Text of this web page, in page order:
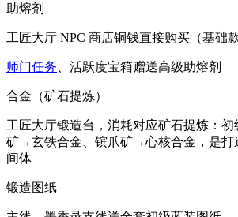
助熔剂
工匠大厅 NPC 商店铜钱直接购买（基础
师门任务 、活跃度宝箱赠送高级助熔剂
合金（矿石提炼）
工匠大厅锻造台，消耗对应矿石提炼：
矿→玄铁合金、镔爪矿→心核合金，是打
间体
锻造图纸